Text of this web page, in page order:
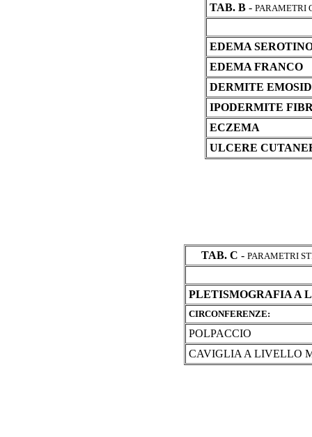
TAB. B- PARAMETRI
EDEMA
EDEMA FRANCO
DERMITE
IPODERMITE
ECZEMA
ULCERE
TAB. C - PARAMETRI
PLETISMOGRAFIA A
CIRCONFERENZE:
POLPACCIO
CAVIGLIA A LIVELLO